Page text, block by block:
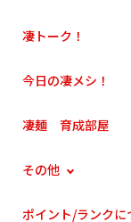
凄トーク！
今日の凄メシ！
凄麺 育成部屋
その他
ポイント/ランクに